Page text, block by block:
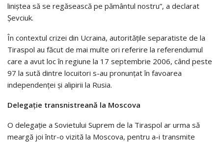
liniştea să se regăsească pe pământul nostru”, a declarat
Şevciuk.
În contextul crizei din Ucraina, autorităţile separatiste de la
Tiraspol au făcut de mai multe ori referire la referendumul
care a avut loc în regiune la 17 septembrie 2006, când peste
97 la sută dintre locuitori s-au pronunţat în favoarea
independenţei şi alipirii la Rusia.
Delegaţie transnistreană la Moscova
O delegaţie a Sovietului Suprem de la Tiraspol ar urma să
meargă joi într-o vizită la Moscova, pentru a-i transmite